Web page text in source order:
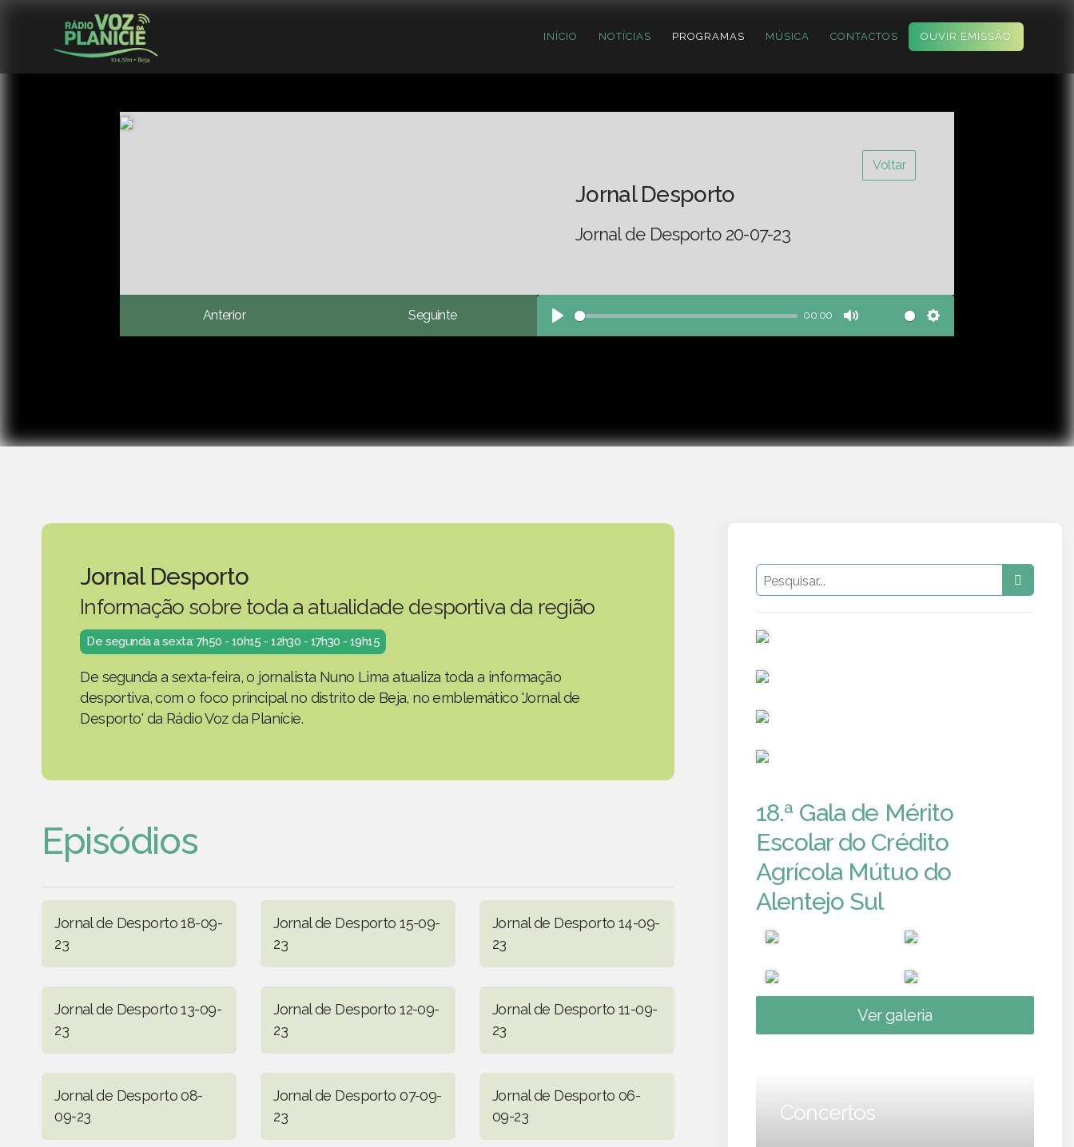
INÍCIO NOTÍCIAS PROGRAMAS MÚSICA CONTACTOS OUVIR EMISSÃO
Voltar
Jornal Desporto
Jornal de Desporto 20-07-23
Anterior Seguinte
Play
00:00
Mute Settings
Jornal Desporto
Informação sobre toda a atualidade desportiva da região
De segunda a sexta: 7h50 - 10h15 - 12h30 - 17h30 - 19h15
De segunda a sexta-feira, o jornalista Nuno Lima atualiza toda a informação
desportiva, com o foco principal no distrito de Beja, no emblemático 'Jornal de
Desporto' da Rádio Voz da Planície.
Episódios
Jornal de Desporto 18-09-
23
Jornal de Desporto 15-09-
23
Jornal de Desporto 14-09-
23
Jornal de Desporto 13-09-
23
Jornal de Desporto 12-09-
23
Jornal de Desporto 11-09-
23
Jornal de Desporto 08-
09-23
Jornal de Desporto 07-09-
23
Jornal de Desporto 06-
09-23
18.ª Gala de Mérito
Escolar do Crédito
Agrícola Mútuo do
Alentejo Sul
Ver galeria
Concertos